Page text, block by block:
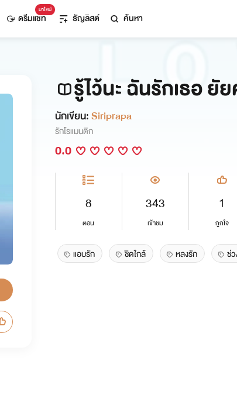
มาใหม่
ดรีมแชท ธัญลิสต์ ค้นหา
รู้ไว้นะ ฉันรักเธอ ยั
นักเขียน:Siriprapa
รักโรแมนติก
0.0
8
ตอน
343
เข้าชม
1
ถูกใจ
แอบรัก ชิดใกล้ หลงรัก ช่ว